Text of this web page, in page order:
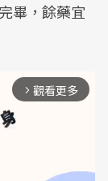
畢，餘藥宜
arrow_forward_ios 觀看更多